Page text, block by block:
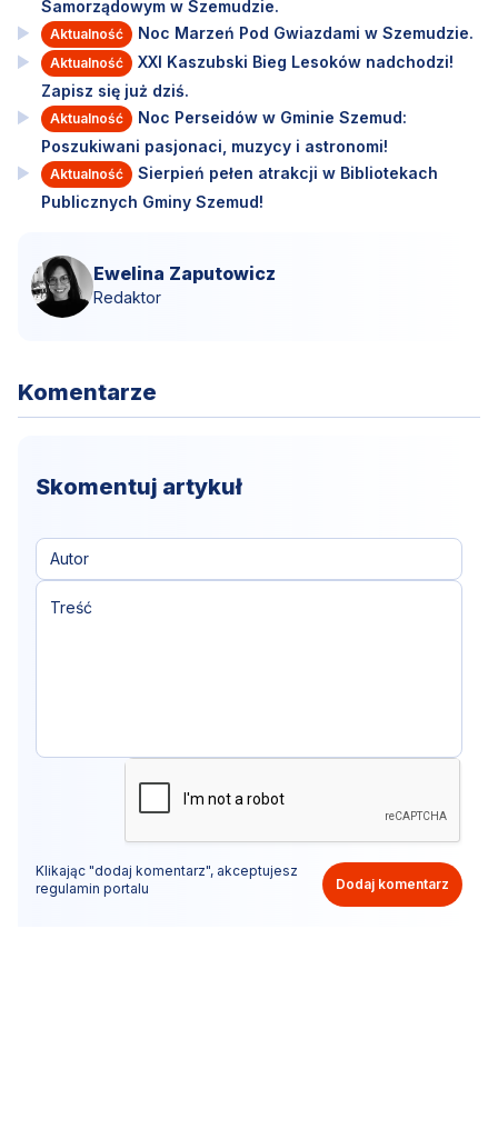
Samorządowym w Szemudzie.
Aktualność Noc Marzeń Pod Gwiazdami w Szemudzie.
Aktualność
XXI Kaszubski Bieg Lesoków nadchodzi!
Zapisz się już dziś.
Aktualność
Noc Perseidów w Gminie Szemud:
Poszukiwani pasjonaci, muzycy i astronomi!
Aktualność
Sierpień pełen atrakcji w Bibliotekach
Publicznych Gminy Szemud!
Ewelina Zaputowicz
Redaktor
Komentarze
Skomentuj artykuł
Klikając "dodaj komentarz", akceptujesz
regulamin portalu
Dodaj komentarz